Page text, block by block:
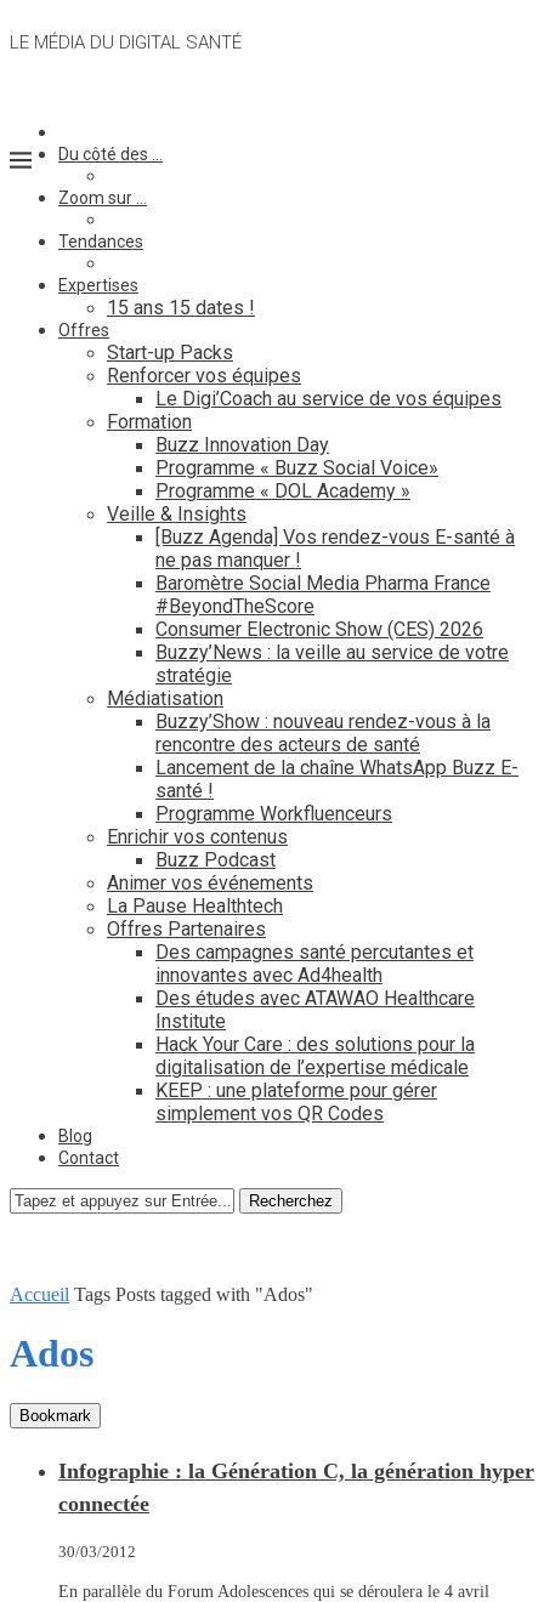
LE MÉDIA DU DIGITAL SANTÉ
Du côté des …
Zoom sur …
Tendances
Expertises
15 ans 15 dates !
Offres
Start-up Packs
Renforcer vos équipes
Le Digi’Coach au service de vos équipes
Formation
Buzz Innovation Day
Programme « Buzz Social Voice»
Programme « DOL Academy »
Veille & Insights
[Buzz Agenda] Vos rendez-vous E-santé à
ne pas manquer !
Baromètre Social Media Pharma France
#BeyondTheScore
Consumer Electronic Show (CES) 2026
Buzzy’News : la veille au service de votre
stratégie
Médiatisation
Buzzy’Show : nouveau rendez-vous à la
rencontre des acteurs de santé
Lancement de la chaîne WhatsApp Buzz E-
santé !
Programme Workfluenceurs
Enrichir vos contenus
Buzz Podcast
Animer vos événements
La Pause Healthtech
Offres Partenaires
Des campagnes santé percutantes et
innovantes avec Ad4health
Des études avec ATAWAO Healthcare
Institute
Hack Your Care : des solutions pour la
digitalisation de l’expertise médicale
KEEP : une plateforme pour gérer
simplement vos QR Codes
Blog
Contact
Recherchez
Accueil Tags Posts tagged with "Ados"
Ados
Bookmark
Infographie : la Génération C, la génération hyper
connectée
30/03/2012
En parallèle du Forum Adolescences qui se déroulera le 4 avril